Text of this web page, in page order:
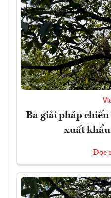
Ba giải pháp chiến
xuất
Đọc